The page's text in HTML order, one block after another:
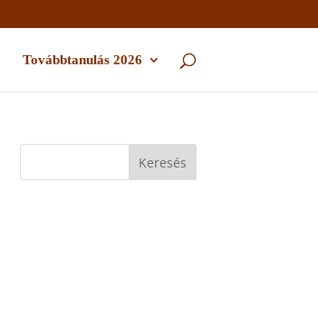
Továbbtanulás 2026